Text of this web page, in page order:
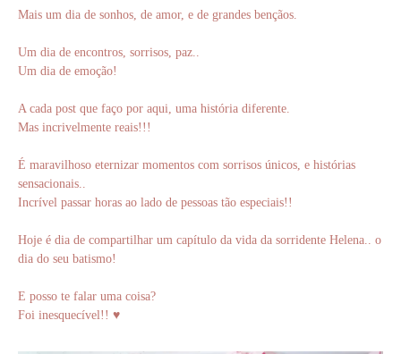
Mais um dia de sonhos, de amor, e de grandes bençãos.
Um dia de encontros, sorrisos, paz..
Um dia de emoção!
A cada post que faço por aqui, uma história diferente.
Mas incrivelmente reais!!!
É maravilhoso eternizar momentos com sorrisos únicos, e histórias
sensacionais..
Incrível passar horas ao lado de pessoas tão especiais!!
Hoje é dia de compartilhar um capítulo da vida da sorridente Helena.. o
dia do seu batismo!
E posso te falar uma coisa?
Foi inesquecível!! ♥